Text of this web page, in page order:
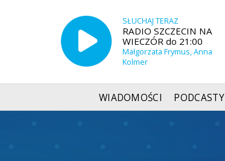
SŁUCHAJ TERAZ
RADIO SZCZECIN NA
WIECZÓR do 21:00
Małgorzata Frymus, Anna
Kolmer
WIADOMOŚCI PODCASTY